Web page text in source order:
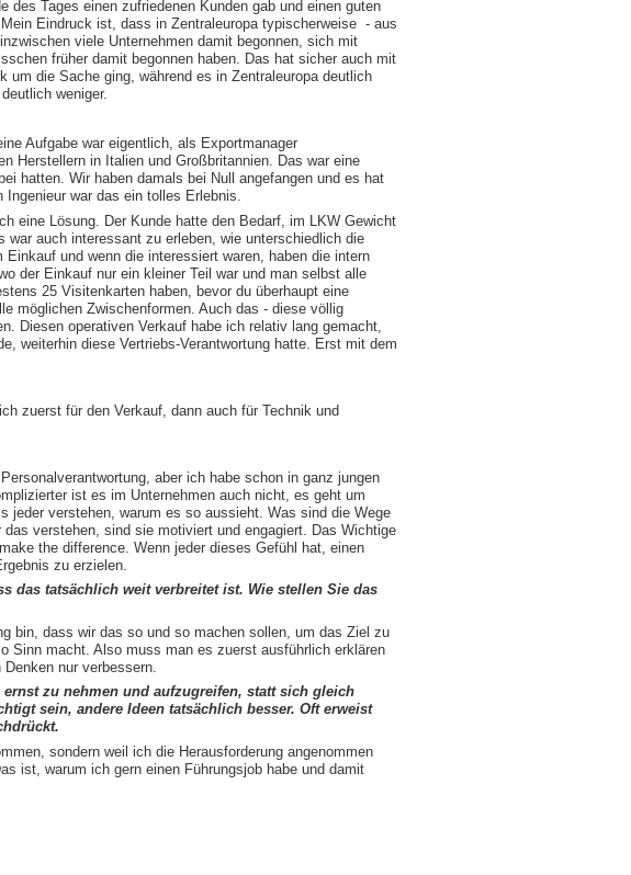
Tages einen zufriedenen Kunden gab und einen guten
Eindruck ist, dass in Zentraleuropa typischerweise - aus
viele Unternehmen damit begonnen, sich mit
früher damit begonnen haben. Das hat sicher auch mit
die Sache ging, während es in Zentraleuropa deutlich
weniger.
Aufgabe war eigentlich, als Exportmanager
Herstellern in Italien und Großbritannien. Das war eine
hatten. Wir haben damals bei Null angefangen und es hat
war das ein tolles Erlebnis.
eine Lösung. Der Kunde hatte den Bedarf, im LKW Gewicht
auch interessant zu erleben, wie unterschiedlich die
und wenn die interessiert waren, haben die intern
der Einkauf nur ein kleiner Teil war und man selbst alle
25 Visitenkarten haben, bevor du überhaupt eine
möglichen Zwischenformen. Auch das - diese völlig
Diesen operativen Verkauf habe ich relativ lang gemacht,
weiterhin diese Vertriebs-Verantwortung hatte. Erst mit dem
zuerst für den Verkauf, dann auch für Technik und
aber ich habe schon in ganz jungen
ist es im Unternehmen auch nicht, es geht um
jeder verstehen, warum es so aussieht. Was sind die Wege
verstehen, sind sie motiviert und engagiert. Das Wichtige
the difference. Wenn jeder dieses Gefühl hat, einen
zu erzielen.
das tatsächlich weit verbreitet ist. Wie stellen Sie das
bin, dass wir das so und so machen sollen, um das Ziel zu
Sinn macht. Also muss man es zuerst ausführlich erklären
nur verbessern.
zu nehmen und aufzugreifen, statt sich gleich
sein, andere Ideen tatsächlich besser. Oft erweist
sondern weil ich die Herausforderung angenommen
ist, warum ich gern einen Führungsjob habe und damit